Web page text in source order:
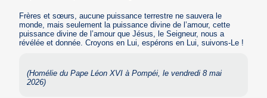
Frères et sœurs, aucune puissance terrestre ne sauvera le
monde, mais seulement la puissance divine de l’amour, cette
puissance divine de l’amour que Jésus, le Seigneur, nous a
révélée et donnée. Croyons en Lui, espérons en Lui, suivons-Le !
(Homélie du Pape Léon XVI à Pompéi, le vendredi 8 mai
2026)